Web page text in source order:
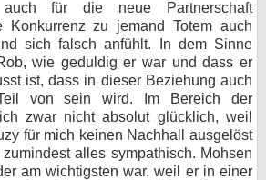
auch für die neue Partnerschaft
Konkurrenz zu jemand Totem auch
sich falsch anfühlt. In dem Sinne
wie geduldig er war und dass er
ist, dass in dieser Beziehung auch
von sein wird. Im Bereich der
zwar nicht absolut glücklich, weil
für mich keinen Nachhall ausgelöst
alles sympathisch. Mohsen
am wichtigsten war, weil er in einer